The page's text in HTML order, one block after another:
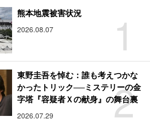
1
熊本地震被害状況
2026.08.07
2
東野圭吾を悼む：誰も考えつかな
かったトリック──ミステリーの金
字塔『容疑者Ｘの献身』の舞台裏
2026.07.29